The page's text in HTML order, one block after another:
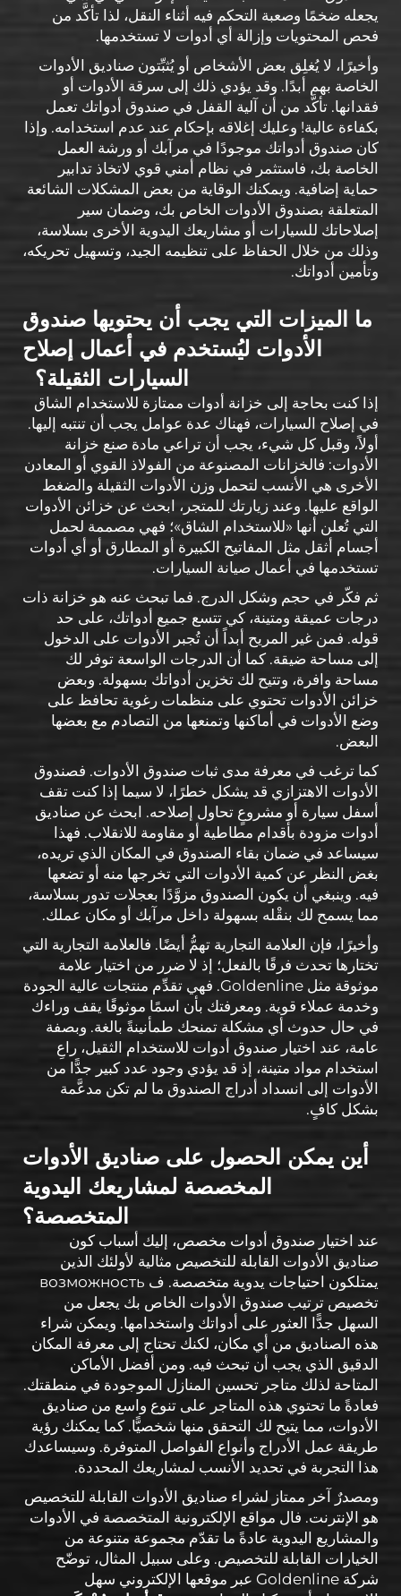
يجعله ضخمًا وصعبة التحكم فيه أثناء النقل، لذا تأكَّد من
فحص المحتويات وإزالة أي أدوات لا تستخدمها.
وأخيرًا، لا يُغلِق بعض الأشخاص أو يُثبِّتون صناديق الأدوات
الخاصة بهم أبدًا. وقد يؤدي ذلك إلى سرقة الأدوات أو
فقدانها. تأكَّد من أن آلية القفل في صندوق أدواتك تعمل
بكفاءة عالية! وعليك إغلاقه بإحكام عند عدم استخدامه. وإذا
كان صندوق أدواتك موجودًا في مرآبك أو ورشة العمل
الخاصة بك، فاستثمر في نظام أمني قوي لاتخاذ تدابير
حماية إضافية. ويمكنك الوقاية من بعض المشكلات الشائعة
المتعلقة بصندوق الأدوات الخاص بك، وضمان سير
إصلاحاتك للسيارات أو مشاريعك اليدوية الأخرى بسلاسة،
وذلك من خلال الحفاظ على تنظيمه الجيد، وتسهيل تحريكه،
وتأمين أدواتك.
ما الميزات التي يجب أن يحتويها صندوق
الأدوات ليُستخدم في أعمال إصلاح
السيارات الثقيلة؟
إذا كنت بحاجة إلى خزانة أدوات ممتازة للاستخدام الشاق
في إصلاح السيارات، فهناك عدة عوامل يجب أن تنتبه إليها.
أولاً، وقبل كل شيء، يجب أن تراعي مادة صنع خزانة
الأدوات: فالخزانات المصنوعة من الفولاذ القوي أو المعادن
الأخرى هي الأنسب لتحمل وزن الأدوات الثقيلة والضغط
الواقع عليها. وعند زيارتك للمتجر، ابحث عن خزائن الأدوات
التي تُعلن أنها «للاستخدام الشاق»؛ فهي مصممة لحمل
أجسام أثقل مثل المفاتيح الكبيرة أو المطارق أو أي أدوات
تستخدمها في أعمال صيانة السيارات.
ثم فكّر في حجم وشكل الدرج. فما تبحث عنه هو خزانة ذات
درجات عميقة ومتينة، كي تتسع جميع أدواتك، على حد
قوله. فمن غير المريح أبداً أن تُجبر الأدوات على الدخول
إلى مساحة ضيقة. كما أن الدرجات الواسعة توفر لك
مساحة وافرة، وتتيح لك تخزين أدواتك بسهولة. وبعض
خزائن الأدوات تحتوي على منظمات رغوية تحافظ على
وضع الأدوات في أماكنها وتمنعها من التصادم مع بعضها
البعض.
كما ترغب في معرفة مدى ثبات صندوق الأدوات. فصندوق
الأدوات الاهتزازي قد يشكل خطرًا، لا سيما إذا كنت تقف
أسفل سيارة أو مشروعٍ تحاول إصلاحه. ابحث عن صناديق
أدوات مزودة بأقدام مطاطية أو مقاومة للانقلاب. فهذا
سيساعد في ضمان بقاء الصندوق في المكان الذي تريده،
بغض النظر عن كمية الأدوات التي تخرجها منه أو تضعها
فيه. وينبغي أن يكون الصندوق مزوَّدًا بعجلات تدور بسلاسة،
مما يسمح لك بنقْله بسهولة داخل مرآبك أو مكان عملك.
وأخيرًا، فإن العلامة التجارية تهمُّ أيضًا. فالعلامة التجارية التي
تختارها تحدث فرقًا بالفعل؛ إذ لا ضرر من اختيار علامة
موثوقة مثل Goldenline. فهي تقدِّم منتجات عالية الجودة
وخدمة عملاء قوية. ومعرفتك بأن اسمًا موثوقًا يقف وراءك
في حال حدوث أي مشكلة تمنحك طمأنينةً بالغة. وبصفة
عامة، عند اختيار صندوق أدوات للاستخدام الثقيل، راعِ
استخدام مواد متينة، إذ قد يؤدي وجود عدد كبير جدًّا من
الأدوات إلى انسداد أدراج الصندوق ما لم تكن مدعَّمة
بشكل كافٍ.
أين يمكن الحصول على صناديق الأدوات
المخصصة لمشاريعك اليدوية
المتخصصة؟
عند اختيار صندوق أدوات مخصص، إليك أسباب كون
صناديق الأدوات القابلة للتخصيص مثالية لأولئك الذين
يمتلكون احتياجات يدوية متخصصة. ف возможность
تخصيص ترتيب صندوق الأدوات الخاص بك يجعل من
السهل جدًّا العثور على أدواتك واستخدامها. ويمكن شراء
هذه الصناديق من أي مكان، لكنك تحتاج إلى معرفة المكان
الدقيق الذي يجب أن تبحث فيه. ومن أفضل الأماكن
المتاحة لذلك متاجر تحسين المنازل الموجودة في منطقتك.
فعادةً ما تحتوي هذه المتاجر على تنوع واسع من صناديق
الأدوات، مما يتيح لك التحقق منها شخصيًّا. كما يمكنك رؤية
طريقة عمل الأدراج وأنواع الفواصل المتوفرة. وسيساعدك
هذا التجربة في تحديد الأنسب لمشاريعك المحددة.
ومصدرٌ آخر ممتاز لشراء صناديق الأدوات القابلة للتخصيص
هو الإنترنت. فال مواقع الإلكترونية المتخصصة في الأدوات
والمشاريع اليدوية عادةً ما تقدّم مجموعة متنوعة من
الخيارات القابلة للتخصيص. وعلى سبيل المثال، توضّح
شركة Goldenline عبر موقعها الإلكتروني سهل